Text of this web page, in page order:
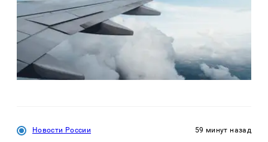
Новости России 59 минут назад